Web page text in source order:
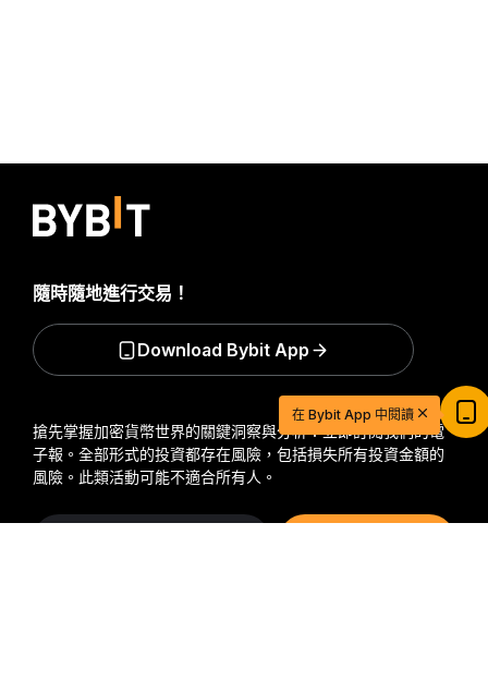
搶先掌握加密貨幣世界的關鍵洞察與分析：立即訂閱我們的電
子報。 全部形式的投資都存在風險，包括損失所有投資金額的
風險。此類活動可能不適合所有人。
隨時隨地進行交易！
Download Bybit App
$20 USDT 助您從容開啓交易之旅
立即註冊並儲值，$20 輕鬆到手
立即參與
在 Bybit App 中閱讀